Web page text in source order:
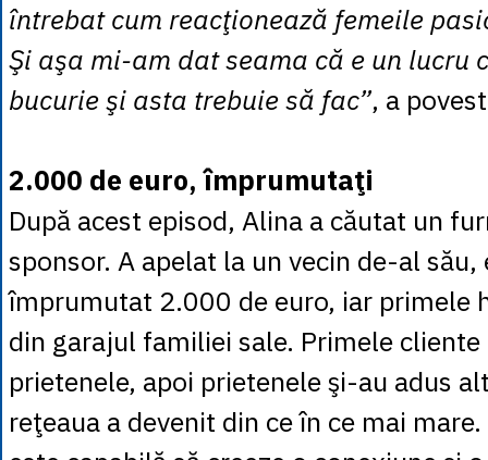
întrebat cum reacţionează femeile
Şi aşa mi-am dat seama că e un lucru
bucurie şi asta trebuie să fac”, a
2.000 de euro, împrumutaţi
După acest episod, Alina a căutat un
sponsor. A apelat la un vecin de-al său,
împrumutat 2.000 de euro, iar primele
din garajul familiei sale. Primele
prietenele, apoi prietenele şi-au adus
reţeaua a devenit din ce în ce mai